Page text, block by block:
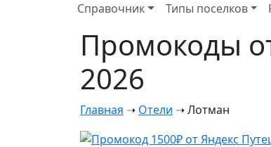
Справочник Типы поселков
Промокоды
2026
Главная ➝ Отели ➝Лотман